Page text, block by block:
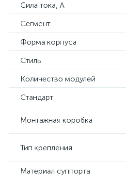
Сила тока, А
Сегмент
Форма корпуса
Стиль
Количество модулей
Стандарт
Монтажная коробка
Тип крепления
Материал суппорта